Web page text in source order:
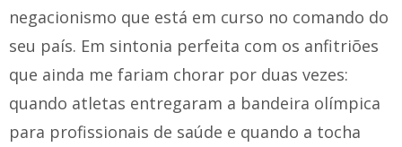
negacionismo que está em curso no comando do
seu país. Em sintonia perfeita com os anfitriões
que ainda me fariam chorar por duas vezes:
quando atletas entregaram a bandeira olímpica
para profissionais de saúde e quando a tocha